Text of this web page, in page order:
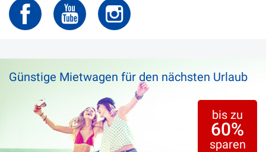
Günstige Mietwagen für den nächsten Urlaub
bis zu
60%
sparen